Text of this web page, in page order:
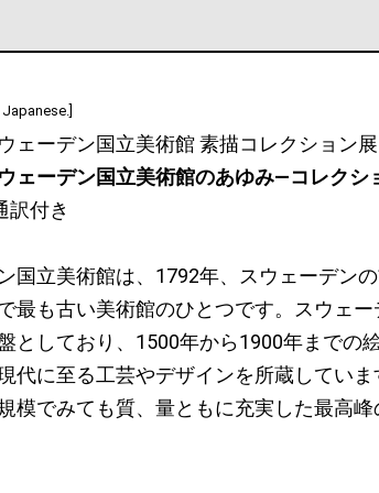
ェーデン国立美術館 素描コレクション展
ウェーデン国立美術館のあゆみ―コレクシ
訳付き
国立美術館は、1792年、スウェーデン
最も古い美術館のひとつです。スウェ
としており、1500年から1900年までの
代に至る工芸やデザインを所蔵してい
模でみても質、量ともに充実した最高